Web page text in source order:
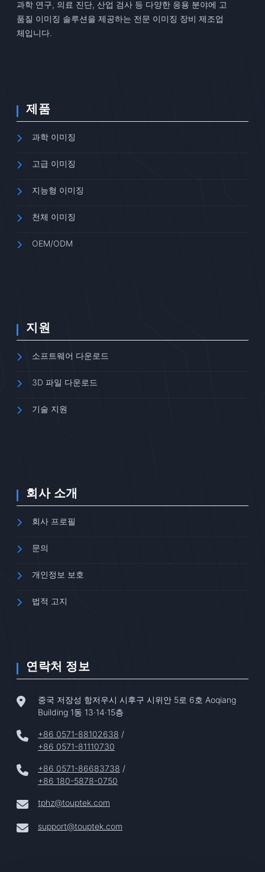
과학 연구, 의료 진단, 산업 검사 등 다양한 응용 분야에 고
품질 이미징 솔루션을 제공하는 전문 이미징 장비 제조업
체입니다.
제품
과학 이미징
고급 이미징
지능형 이미징
천체 이미징
OEM/ODM
지원
소프트웨어 다운로드
3D 파일 다운로드
기술 지원
회사 소개
회사 프로필
문의
개인정보 보호
법적 고지
연락처 정보
중국 저장성 항저우시 시후구 시위안 5로 6호 Aoqiang
Building 1동 13·14·15층
+86 0571-88102638 /
+86 0571-81110730
+86 0571-86683738 /
+86 180-5878-0750
tphz@touptek.com
support@touptek.com